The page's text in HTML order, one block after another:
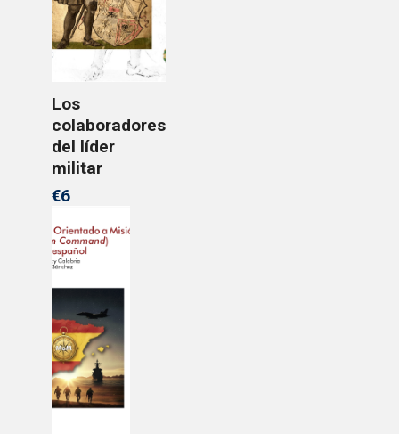
Los
colaboradores
del líder
militar
€6